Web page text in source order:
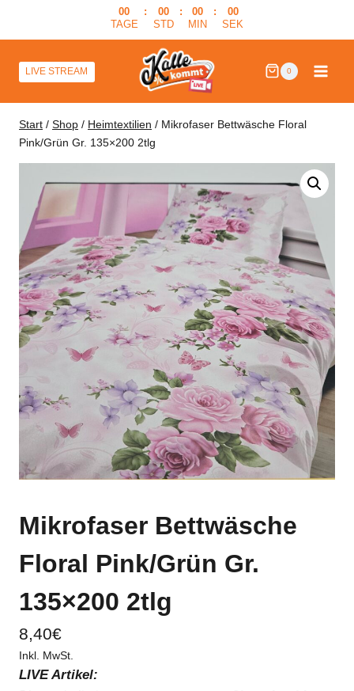
00
TAGE
:
00
STD
:
00
MIN
:
00
SEK
LIVE STREAM 0
Start / Shop / Heimtextilien / Mikrofaser Bettwäsche Floral
Pink/Grün Gr. 135×200 2tlg
Mikrofaser Bettwäsche
Floral Pink/Grün Gr.
135×200 2tlg
8,40€
Inkl. MwSt.
LIVE Artikel: